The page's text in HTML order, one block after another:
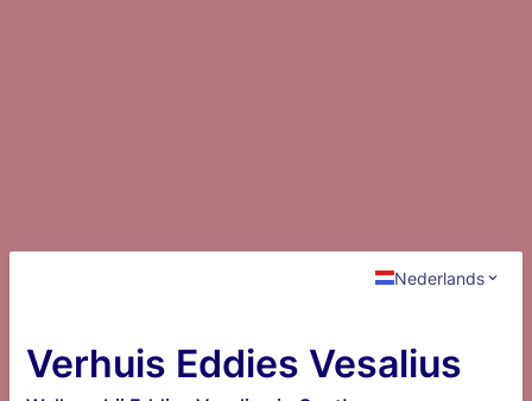
Nederlands
Verhuis Eddies Vesalius